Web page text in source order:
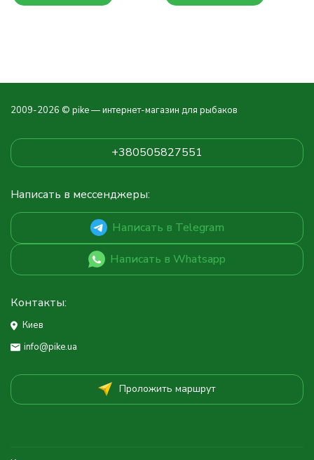
2009-2026 © pike — интернет-магазин для рыбаков
+380505827551
Написать в мессенджеры:
Написать в Telegram
Написать в Whatsapp
Контакты:
Киев
info@pike.ua
Проложить маршрут